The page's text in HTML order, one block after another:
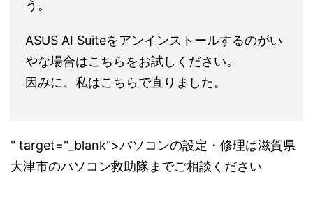
う。
ASUS AI Suiteをアンインストールするのがい
やな場合はこちらをお試しください。
因みに、私はこちらで直りました。
" target="_blank">パソコンの設定・修理は滋賀県
大津市のパソコン救助隊までご相談ください